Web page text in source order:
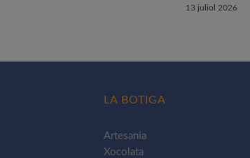
13 juliol 2026
LA BOTIGA
Artesania
Xocolata